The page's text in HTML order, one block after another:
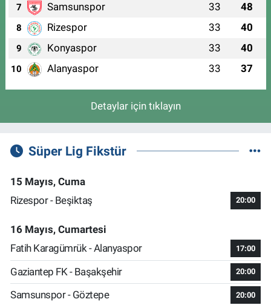
7 Samsunspor 33 48
8 Rizespor 33 40
9 Konyaspor 33 40
10 Alanyaspor 33 37
Detaylar için tıklayın
Süper Lig Fikstür
15 Mayıs, Cuma
Rizespor - Beşiktaş
20:00
16 Mayıs, Cumartesi
Fatih Karagümrük - Alanyaspor
17:00
Gaziantep FK - Başakşehir 20:00
Samsunspor - Göztepe 20:00